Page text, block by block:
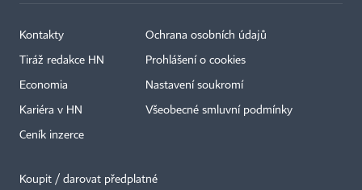
Kontakty
Tiráž redakce HN
Economia
Kariéra v HN
Ceník inzerce
Ochrana osobních údajů
Prohlášení o cookies
Nastavení soukromí
Všeobecné smluvní podmínky
Koupit / darovat předplatné